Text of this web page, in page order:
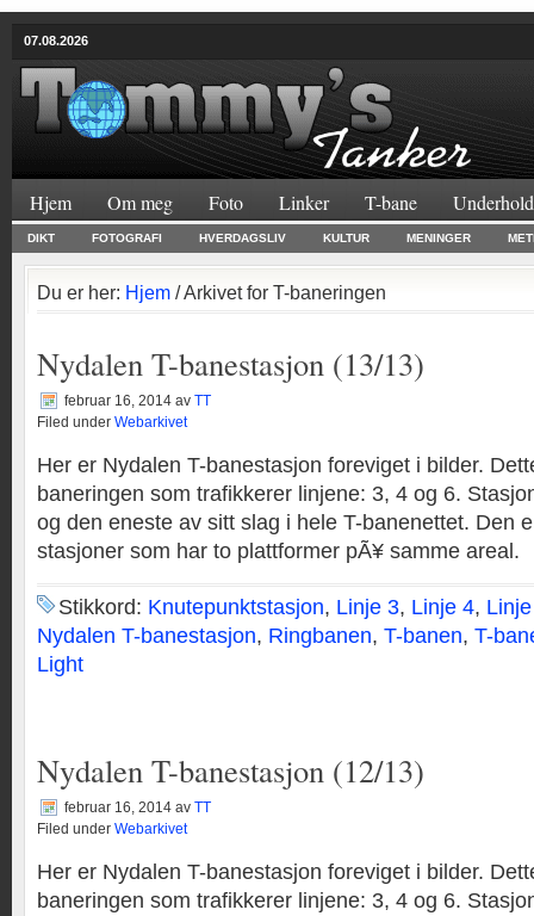
07.08.2026
Hjem Om meg Foto Linker T-bane
DIKT FOTOGRAFI HVERDAGSLIV KULTUR MENINGER
Du er her: Hjem / Arkivet for T-baneringen
Nydalen T-banestasjon (13/13)
februar 16, 2014 av TT
Filed under Webarkivet
Her er Nydalen T-banestasjon foreviget i bilder.
baneringen som trafikkerer linjene: 3, 4 og 6.
og den eneste av sitt slag i hele T-banenettet. Den
stasjoner som har to plattformer pÃ¥ samme areal.
Stikkord: Knutepunktstasjon, Linje 3, Linje 4,
Nydalen T-banestasjon, Ringbanen, T-banen, T-
Light
Nydalen T-banestasjon (12/13)
februar 16, 2014 av TT
Filed under Webarkivet
Her er Nydalen T-banestasjon foreviget i bilder.
baneringen som trafikkerer linjene: 3, 4 og 6.